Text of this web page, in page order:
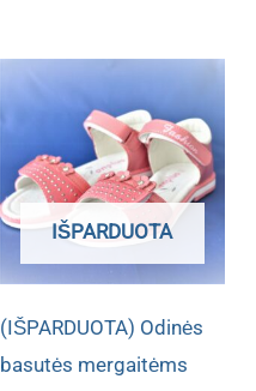
IŠPARDUOTA
(IŠPARDUOTA) Odinės
basutės mergaitėms